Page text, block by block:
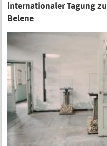
internationaler Tagung
Belene